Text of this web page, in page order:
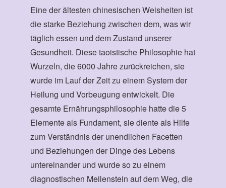
Eine der ältesten chinesischen Weisheiten ist
die starke Beziehung zwischen dem, was wir
täglich essen und dem Zustand unserer
Gesundheit. Diese taoistische Philosophie hat
Wurzeln, die 6000 Jahre zurückreichen, sie
wurde im Lauf der Zeit zu einem System der
Heilung und Vorbeugung entwickelt. Die
gesamte Ernährungsphilosophie hatte die 5
Elemente als Fundament, sie diente als Hilfe
zum Verständnis der unendlichen Facetten
und Beziehungen der Dinge des Lebens
untereinander und wurde so zu einem
diagnostischen Meilenstein auf dem Weg, die